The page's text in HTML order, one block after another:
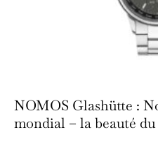
NOMOS Glashütte :
mondial – la beauté